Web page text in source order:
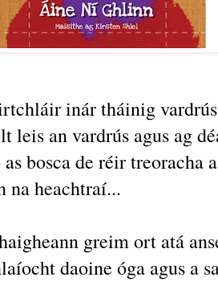
inár tháinig
leis an vardrús agus ag
bosca de réir treoracha
na heachtraí...
greim ort atá
daoine óga agus a